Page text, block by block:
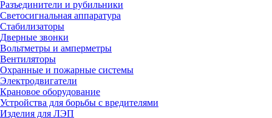
Разъединители и рубильники
Светосигнальная аппаратура
Стабилизаторы
Дверные звонки
Вольтметры и амперметры
Вентиляторы
Охранные и пожарные системы
Электродвигатели
Крановое оборудование
Устройства для борьбы с вредителями
Изделия для ЛЭП